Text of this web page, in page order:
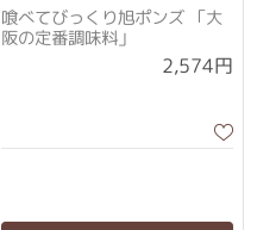
喰べてびっくり旭ポンズ 「大
阪の定番調味料」
2,574円